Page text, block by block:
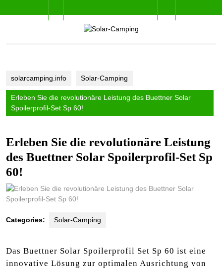
to
Open
Button
solarcamping.info Solar-Camping
Erleben Sie die revolutionäre Leistung des Buettner Solar
Spoilerprofil-Set Sp 60!
Erleben Sie die revolutionäre Leistung
des Buettner Solar Spoilerprofil-Set Sp
60!
Categories: Solar-Camping
Das Buettner Solar Spoilerprofil Set Sp 60 ist eine
innovative Lösung zur optimalen Ausrichtung von